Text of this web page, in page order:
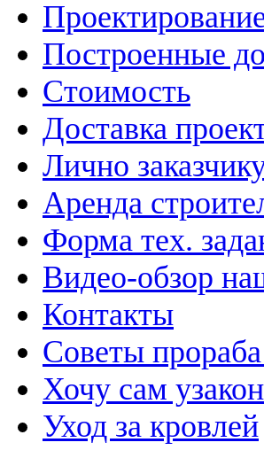
Построенные
Стоимость
Доставка
Лично
Аренда
Форма тех.
Видео-обзор
Контакты
Советы
Хочу сам
Уход за кровлей